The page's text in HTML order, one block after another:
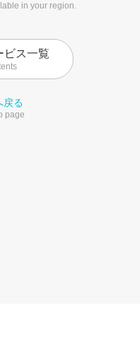
in your region.
ビス一覧
戻る
page